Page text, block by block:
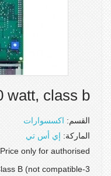
watt, class b
القسم: اكسسوارات
الماركة: إي أس تي
Price only for authorised
B (not compatible